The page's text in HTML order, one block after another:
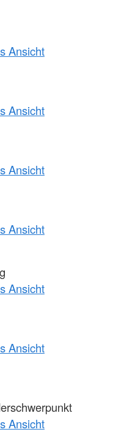
Ansicht
Ansicht
Ansicht
Ansicht
Ansicht
Ansicht
Ansicht